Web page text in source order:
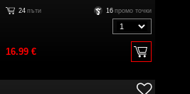
24 пъти 16 промо точки
16.99 €